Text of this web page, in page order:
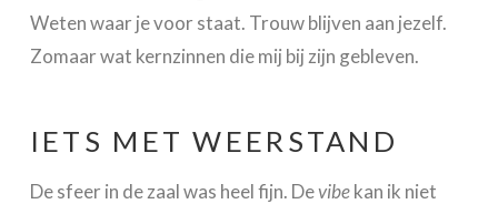
Weten waar je voor staat. Trouw blijven aan jezelf.
Zomaar wat kernzinnen die mij bij zijn gebleven.
IETS MET WEERSTAND
De sfeer in de zaal was heel fijn. Devibekan ik niet